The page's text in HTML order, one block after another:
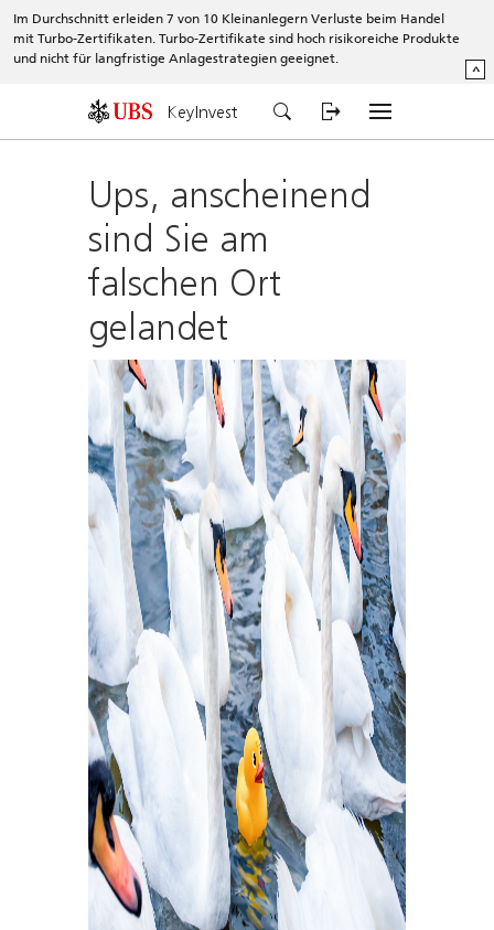
Im Durchschnitt erleiden 7 von 10 Kleinanlegern Verluste beim Handel
mit Turbo-Zertifikaten. Turbo-Zertifikate sind hoch risikoreiche Produkte
und nicht für langfristige Anlagestrategien geeignet.
^
KeyInvest
Ups, anscheinend
sind Sie am
falschen Ort
gelandet